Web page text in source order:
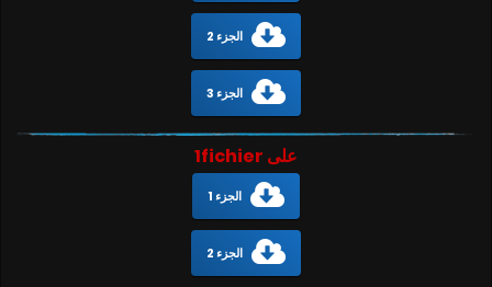
الجزء 2
الجزء 3
على 1fichier
الجزء 1
الجزء 2